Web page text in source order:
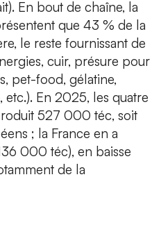
En bout de chaîne, la
que 43 % de la
le reste fournissant de
cuir, présure pour
pet-food, gélatine,
En 2025, les quatre
527 000 téc, soit
; la France en a
000 téc), en baisse
de la